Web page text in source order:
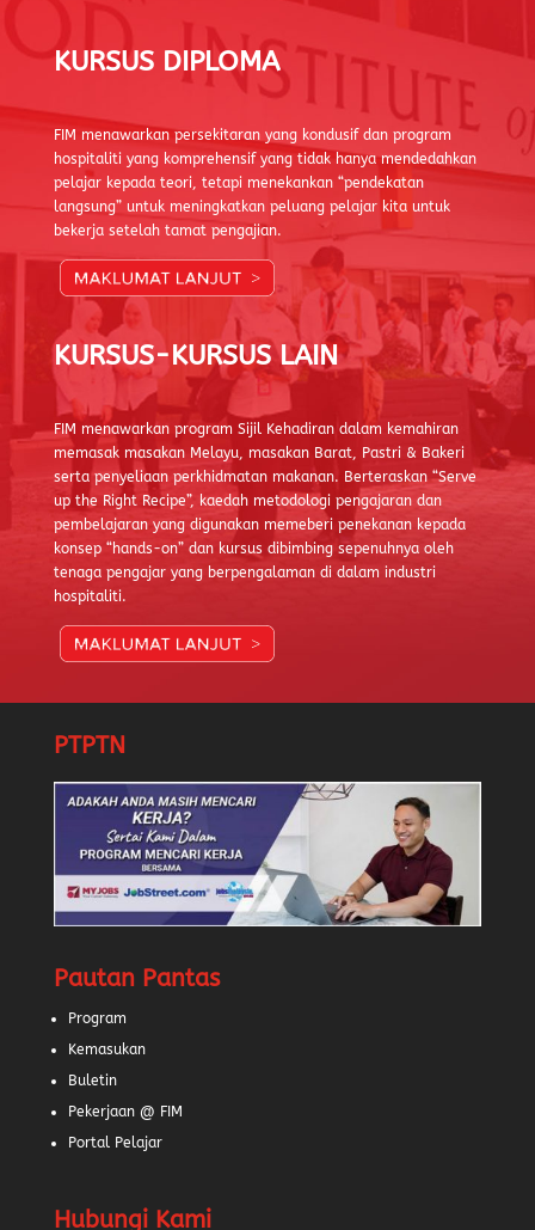
KURSUS DIPLOMA
FIM menawarkan persekitaran yang kondusif dan program
hospitaliti yang komprehensif yang tidak hanya mendedahkan
pelajar kepada teori, tetapi menekankan “pendekatan
langsung” untuk meningkatkan peluang pelajar kita untuk
bekerja setelah tamat pengajian.
KURSUS-KURSUS LAIN
FIM menawarkan program Sijil Kehadiran dalam kemahiran
memasak masakan Melayu, masakan Barat, Pastri & Bakeri
serta penyeliaan perkhidmatan makanan. Berteraskan “Serve
up the Right Recipe”, kaedah metodologi pengajaran dan
pembelajaran yang digunakan memeberi penekanan kepada
konsep “hands-on” dan kursus dibimbing sepenuhnya oleh
tenaga pengajar yang berpengalaman di dalam industri
hospitaliti.
PTPTN
Pautan Pantas
Program
Kemasukan
Buletin
Pekerjaan @ FIM
Portal Pelajar
Hubungi Kami